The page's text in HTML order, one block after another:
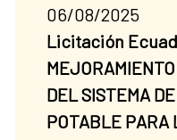
06/08/2025
Licitación
DEL SISTEMA
POTABLE PARA